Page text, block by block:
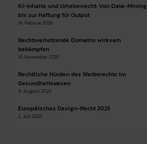
KI-Inhalte und Urheberrecht: Von Data-Mining
bis zur Haftung für Output
19. Februar 2026
Rechtsverletzende Domains wirksam
bekämpfen
10. November 2025
Rechtliche Hürden des Werberechts im
Gesundheitswesen
11. August 2025
Europäisches Design-Recht 2025
2. Juli 2025